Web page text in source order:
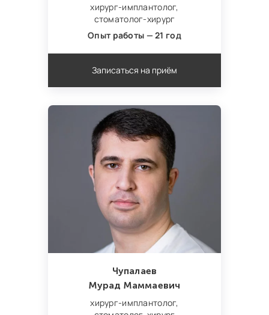
хирург‑имплантолог,
стоматолог‑хирург
Опыт работы — 21 год
Записаться на приём
Чупалаев
Мурад Маммаевич
хирург‑имплантолог,